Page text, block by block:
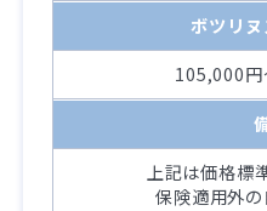
ボツリ
105,000
上記は価格標
保険適用外の